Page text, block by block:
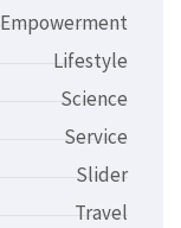
Empowerment
Lifestyle
Science
Service
Slider
Travel